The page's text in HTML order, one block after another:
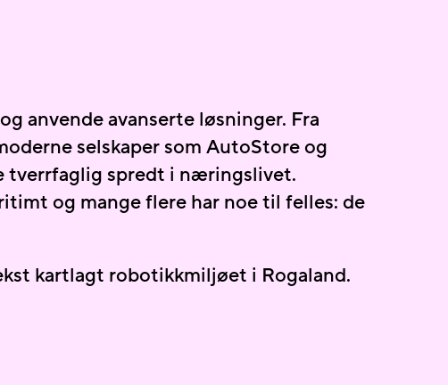
anvende avanserte løsninger. Fra
selskaper som AutoStore og
tverrfaglig spredt i næringslivet.
og mange flere har noe til felles: de
kartlagt robotikkmiljøet i Rogaland.